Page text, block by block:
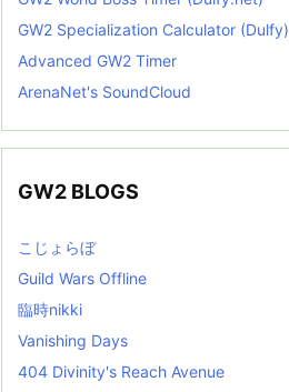
GW2 Specialization Calculator (Dulfy)
Advanced GW2 Timer
ArenaNet's SoundCloud
GW2 BLOGS
こじょらぼ
Guild Wars Offline
臨時nikki
Vanishing Days
404 Divinity's Reach Avenue